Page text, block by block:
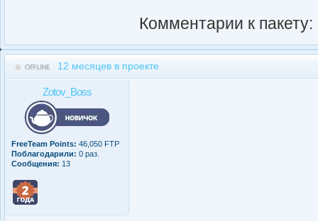
Комментарии к пакету:
12 месяцев в проекте
Zotov_Boss
FreeTeam Points: 46,050 FTP
Поблагодарили: 0 раз.
Сообщения: 13